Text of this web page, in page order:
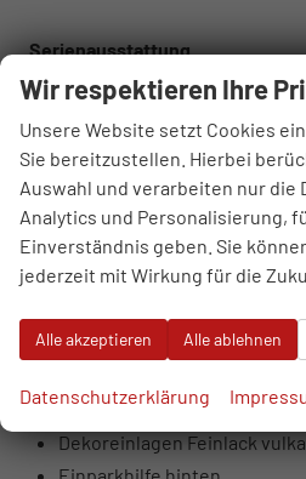
Serienausstattung
Sonstiges
Ambiente-
Audi connect Notruf &
MMI Radio plus mit MMI touch
Audi Phone Box light
Audi pre sense front
Bordliteratur auf Deutsch
Digitale Instrumententafel
Dekoreinlagen Feinlack
Wir respektieren Ihre
Unsere Website setzt Cookies
Sie bereitzustellen. Hierbei
Auswahl und verarbeiten nur die
Analytics und Personalisierung,
Einverständnis geben. Sie
jederzeit mit Wirkung für die
Alle akzeptieren Alle ablehnen
Datenschutzerklärung